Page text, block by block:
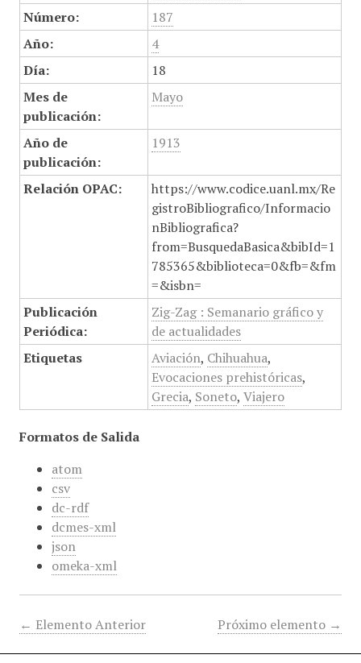
Número:
187
Año:
4
Día:
18
Mes de
publicación:
Mayo
Año de
publicación:
1913
Relación OPAC:
https://www.codice.uanl.mx/Re
gistroBibliografico/Informacio
nBibliografica?
from=BusquedaBasica&bibId=1
785365&biblioteca=0&fb=&fm
=&isbn=
Publicación
Periódica:
Zig-Zag : Semanario gráfico y
de actualidades
Etiquetas
Aviación, Chihuahua,
Evocaciones prehistóricas,
Grecia, Soneto, Viajero
Formatos de Salida
atom
csv
dc-rdf
dcmes-xml
json
omeka-xml
← Elemento Anterior Próximo elemento →